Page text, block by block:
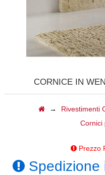
CORNICE IN
→ Rivestimenti
Cornici
Prezzo
Spedizione